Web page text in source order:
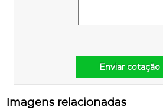
Enviar cotação
Imagens relacionadas